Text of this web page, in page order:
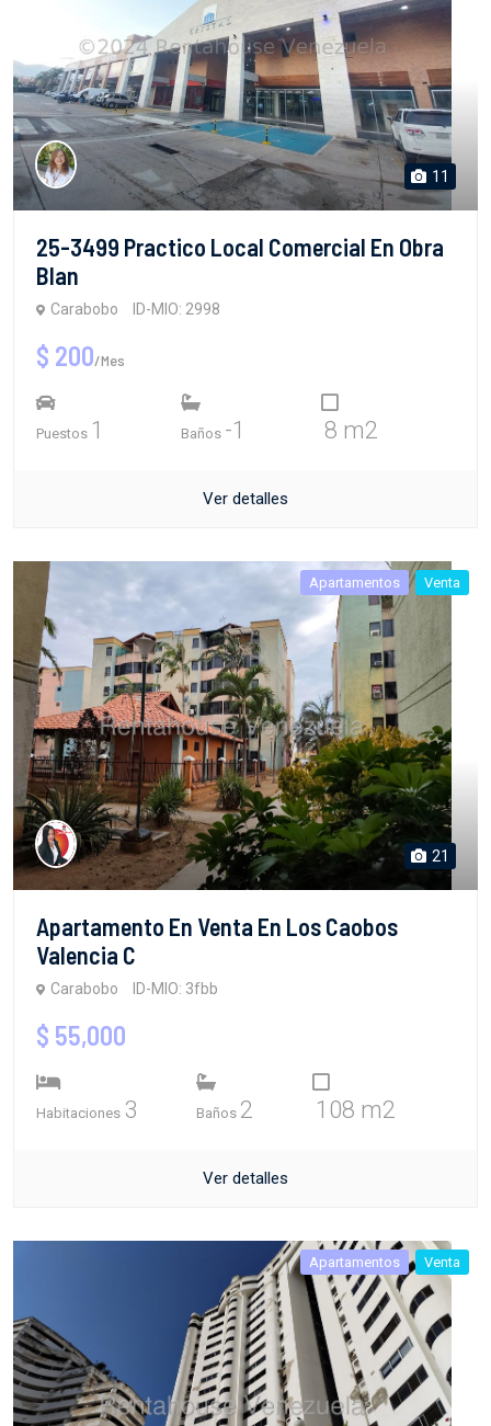
11
25-3499 Practico Local Comercial En Obra
Blan
Carabobo ID-MIO: 2998
$ 200/Mes
Puestos 1 Baños -1 8 m2
Ver detalles
Apartamentos Venta
21
Apartamento En Venta En Los Caobos
Valencia C
Carabobo ID-MIO: 3fbb
$ 55,000
Habitaciones 3 Baños 2 108 m2
Ver detalles
Apartamentos Venta